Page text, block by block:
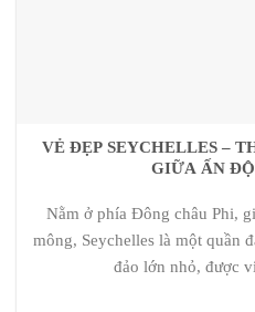
VẺ ĐẸP SEYCHELLES –
GIỮA ẤN
Nằm ở phía Đông châu Phi,
mông, Seychelles là một quần
đảo lớn nhỏ, được